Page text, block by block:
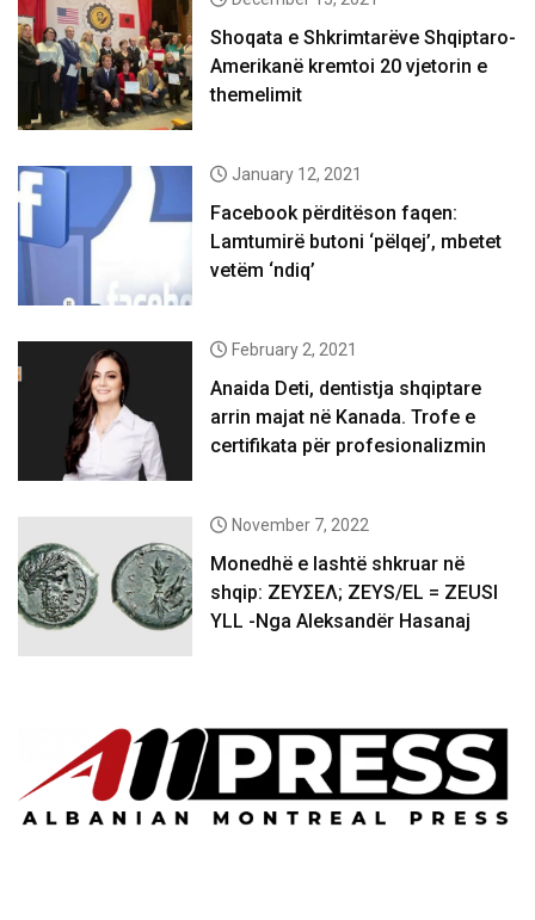
Shoqata e Shkrimtarëve Shqiptaro-
Amerikanë kremtoi 20 vjetorin e
themelimit
January 12, 2021
Facebook përditëson faqen:
Lamtumirë butoni ‘pëlqej’, mbetet
vetëm ‘ndiq’
February 2, 2021
Anaida Deti, dentistja shqiptare
arrin majat në Kanada. Trofe e
certifikata për profesionalizmin
November 7, 2022
Monedhë e lashtë shkruar në
shqip: ΖΕΥΣΕΛ; ZEYS/EL = ZEUSI
YLL -Nga Aleksandër Hasanaj